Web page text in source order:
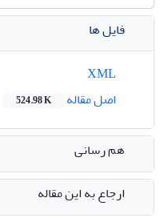
فایل ها
اصل مقاله
524.98 K
هم رسانی
ارجاع به این مقاله